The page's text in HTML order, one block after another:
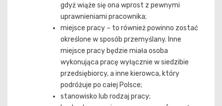
gdyż wiąże się ona wprost z pewnymi
uprawnieniami pracownika;
miejsce pracy – to również powinno zostać
określone w sposób przemyślany. Inne
miejsce pracy będzie miała osoba
wykonująca pracę wyłącznie w siedzibie
przedsiębiorcy, a inne kierowca, który
podróżuje po całej Polsce;
stanowisko lub rodzaj pracy;